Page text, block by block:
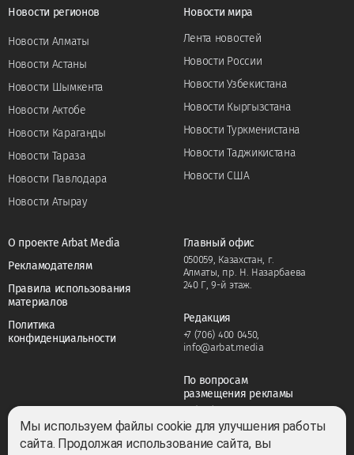
Новости регионов
Новости Алматы
Новости Астаны
Новости Шымкента
Новости Актобе
Новости Караганды
Новости Тараза
Новости Павлодара
Новости Атырау
Новости мира
Лента новостей
Новости России
Новости Узбекистана
Новости Кыргызстана
Новости Туркменистана
Новости Таджикистана
Новости США
О проекте Arbat Media
Рекламодателям
Правила использования
материалов
Политика
конфиденциальности
Главный офис
050059, Казахстан, г.
Алматы, пр. Н. Назарбаева
240 Г, 9-й этаж.
Редакция
+7 (706) 400 0450,
info@arbat.media
По вопросам
размещения рекламы
adv@arbat.media
Мы используем файлы cookie для улучшения работы
сайта. Продолжая использование сайта, вы